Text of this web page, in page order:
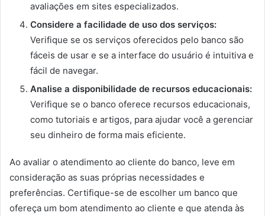
avaliações em sites especializados.
Considere a facilidade de uso dos serviços:
Verifique se os serviços oferecidos pelo banco são
fáceis de usar e se a interface do usuário é intuitiva e
fácil de navegar.
Analise a disponibilidade de recursos educacionais:
Verifique se o banco oferece recursos educacionais,
como tutoriais e artigos, para ajudar você a gerenciar
seu dinheiro de forma mais eficiente.
Ao avaliar o atendimento ao cliente do banco, leve em
consideração as suas próprias necessidades e
preferências. Certifique-se de escolher um banco que
ofereça um bom atendimento ao cliente e que atenda às